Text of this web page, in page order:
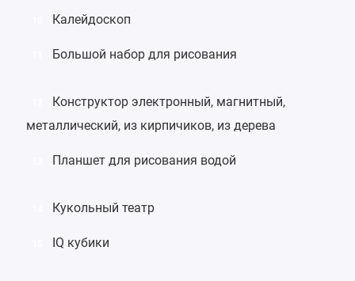
Калейдоскоп
Большой набор для рисования
Конструктор электронный, магнитный,
металлический, из кирпичиков, из дерева
Планшет для рисования водой
Кукольный театр
IQ кубики